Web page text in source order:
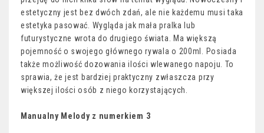
estetyczny jest bez dwóch zdań, ale nie każdemu musi taka
estetyka pasować. Wygląda jak mała pralka lub
futurystyczne wrota do drugiego świata. Ma większą
pojemność o swojego głównego rywala o 200ml. Posiada
także możliwość dozowania ilości wlewanego napoju. To
sprawia, że jest bardziej praktyczny zwłaszcza przy
większej ilości osób z niego korzystających.
Manualny Melody z numerkiem 3